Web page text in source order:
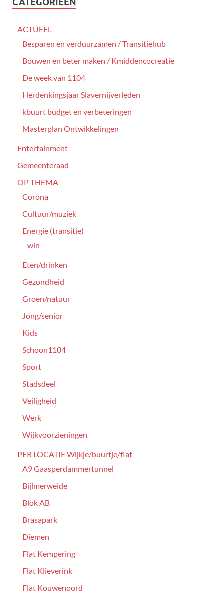
ACTUEEL
Besparen en verduurzamen / Transitiehub
Bouwen en beter maken / Kmiddencocreatie
De week van 1104
Herdenkingsjaar Slavernijverleden
kbuurt budget en verbeteringen
Masterplan Ontwikkelingen
Entertainment
Gemeenteraad
OP THEMA
Corona
Cultuur/muziek
Energie (transitie)
win
Eten/drinken
Gezondheid
Groen/natuur
Jong/senior
Kids
Schoon1104
Sport
Stadsdeel
Veiligheid
Werk
Wijkvoorzieningen
PER LOCATIE Wijkje/buurtje/flat
A9 Gaasperdammertunnel
Bijlmerweide
Blok AB
Brasapark
Diemen
Flat Kempering
Flat Klieverink
Flat Kouwenoord